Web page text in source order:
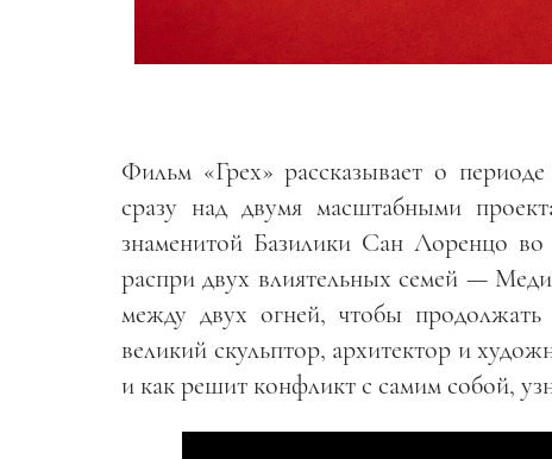
Фильм «Грех» рассказывает о
сразу над двумя масштабными
знаменитой Базилики Сан Лоренцо
распри двух влиятельных семей —
между двух огней, чтобы
великий скульптор, архитектор и
и как решит конфликт с самим собой,